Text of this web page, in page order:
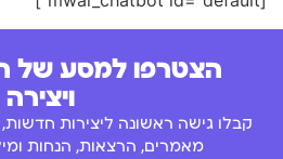
הצטרפו למסע של
ויצירה
קבלו גישה ראשונה ליצירות
מאמרים, הרצאות, הנחות